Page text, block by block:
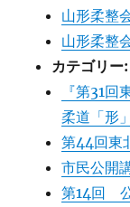
山形柔整
山形柔整
カテゴリー:
『第31
柔道「形
第44回東
市民公開
第14回